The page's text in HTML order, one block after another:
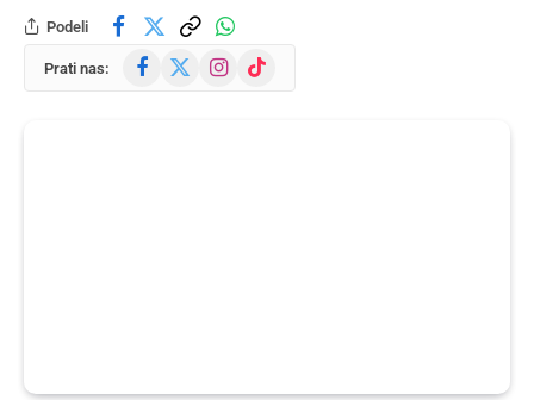
Podeli
Prati nas: Facebook Instagram
TikTok